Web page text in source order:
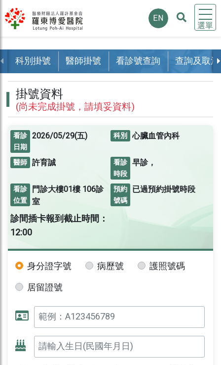
選單
EN
科別掛號 醫師掛號 看診號查詢 查詢及取消
掛號資料
(尚未完成掛號，請填妥資料)
看診
日期
2026/05/29(五) 科別 心臟血管內科
醫師 許育誠
看診
時段
早診，
看診
位置
門診大樓01樓 106診
室
預約
號碼
已過預約掛號時段
診間插卡報到截止時間：
12:00
身分證字號 病歷號
護照號碼
居留證號